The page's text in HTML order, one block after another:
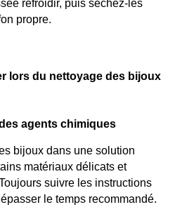
refroidir, puis séchez-les
propre.
lors du nettoyage des bijoux
agents chimiques
bijoux dans une solution
matériaux délicats et
suivre les instructions
le temps recommandé.